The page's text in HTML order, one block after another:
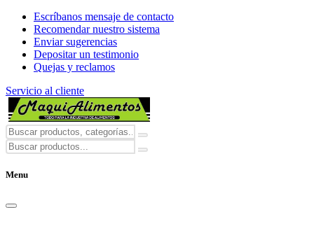
Escríbanos mensaje de contacto
Recomendar nuestro sistema
Enviar sugerencias
Depositar un testimonio
Quejas y reclamos
Servicio al cliente
Menu